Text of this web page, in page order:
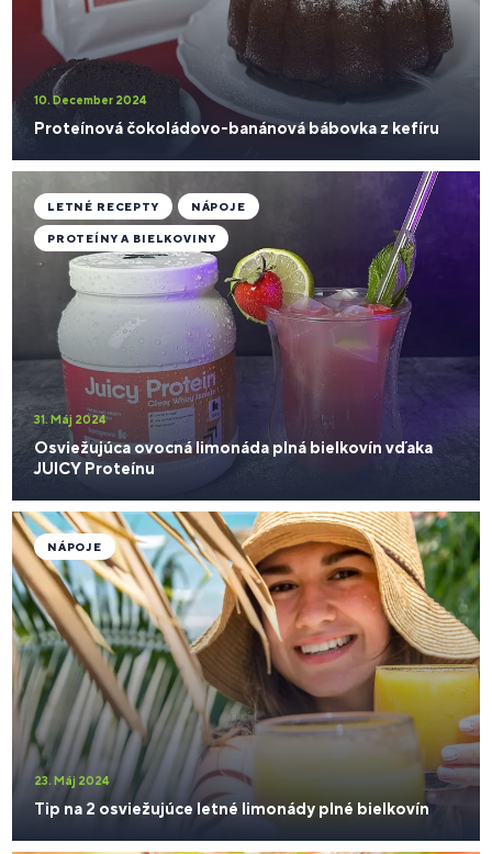
10. December 2024
Proteínová čokoládovo-banánová bábovka z kefíru
31. Máj 2024
Osviežujúca ovocná limonáda plná bielkovín vďaka
JUICY Proteínu
LETNÉ RECEPTY NÁPOJE
PROTEÍNY A BIELKOVINY
23. Máj 2024
Tip na 2 osviežujúce letné limonády plné bielkovín
NÁPOJE